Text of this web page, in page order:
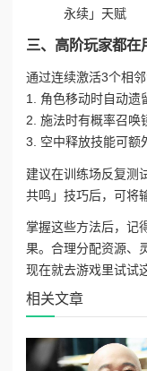
永续」天赋
三、高阶玩家都在
通过连续激活3个相
1. 角色移动时自动遗
2. 施法时有概率召唤
3. 空中释放技能可额
建议在训练场反复测
共鸣」技巧后，可将
掌握这些方法后，记
果。合理分配资源、
现在就去游戏里试试
相关文章